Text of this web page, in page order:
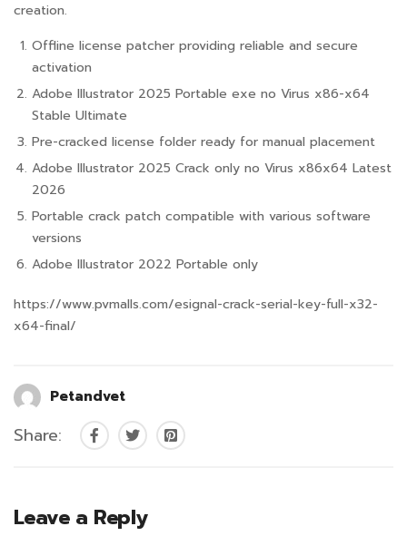
creation.
Offline license patcher providing reliable and secure
activation
Adobe Illustrator 2025 Portable exe no Virus x86-x64
Stable Ultimate
Pre-cracked license folder ready for manual placement
Adobe Illustrator 2025 Crack only no Virus x86x64 Latest
2026
Portable crack patch compatible with various software
versions
Adobe Illustrator 2022 Portable only
https://www.pvmalls.com/esignal-crack-serial-key-full-x32-
x64-final/
Petandvet
Share:
Leave a Reply